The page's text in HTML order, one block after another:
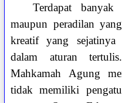
Terdapat
maupun peradilan
kreatif yang
dalam aturan
Mahkamah Agung
tidak memiliki